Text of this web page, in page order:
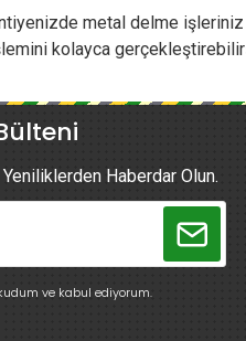
metal delme
kolayca
Haberdar Olun.
ve kabul ediyorum.